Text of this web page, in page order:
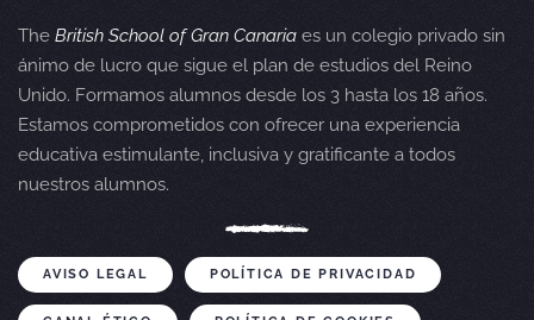
The British School of Gran Canaria es un colegio privado sin
ánimo de lucro que sigue el plan de estudios del Reino
Unido. Formamos alumnos desde los 3 hasta los 18 años.
Estamos comprometidos con ofrecer una experiencia
educativa estimulante, inclusiva y gratificante a todos
nuestros alumnos.
AVISO LEGAL POLÍTICA DE PRIVACIDAD